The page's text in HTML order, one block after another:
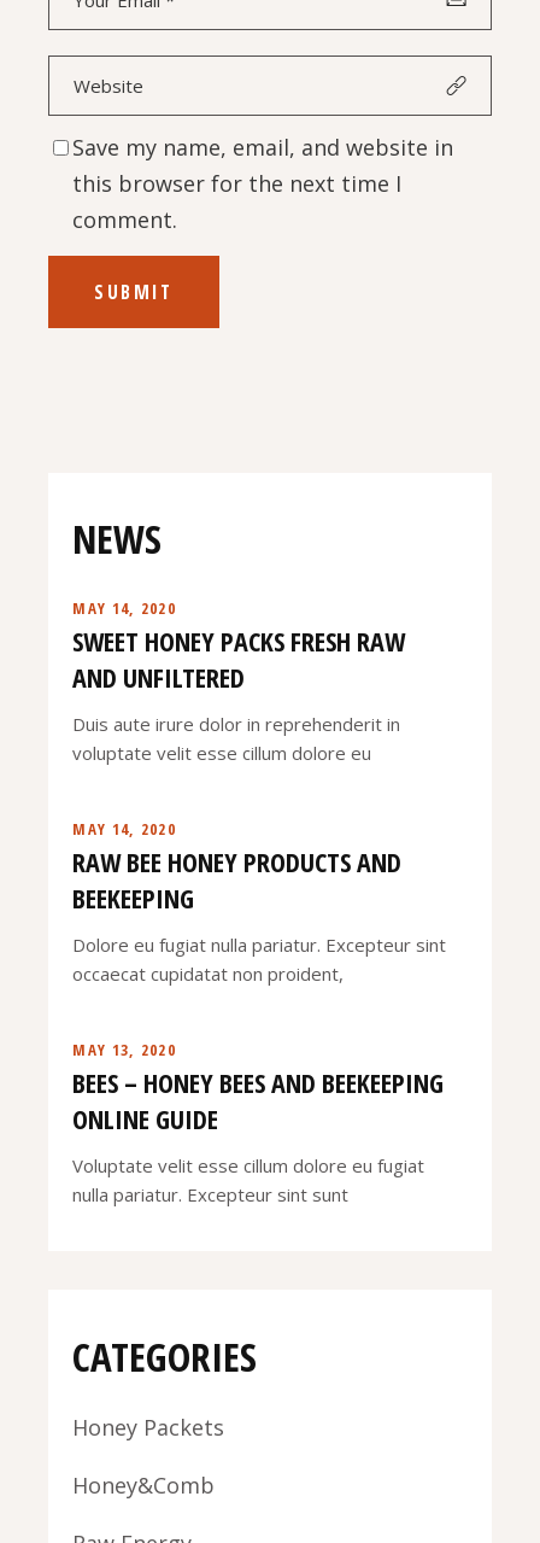
Save my name, email, and website in
this browser for the next time I
comment.
SUBMIT
NEWS
MAY 14, 2020
SWEET HONEY PACKS FRESH RAW
AND UNFILTERED
Duis aute irure dolor in reprehenderit in
voluptate velit esse cillum dolore eu
MAY 14, 2020
RAW BEE HONEY PRODUCTS AND
BEEKEEPING
Dolore eu fugiat nulla pariatur. Excepteur sint
occaecat cupidatat non proident,
MAY 13, 2020
BEES – HONEY BEES AND BEEKEEPING
ONLINE GUIDE
Voluptate velit esse cillum dolore eu fugiat
nulla pariatur. Excepteur sint sunt
CATEGORIES
Honey Packets
Honey&Comb